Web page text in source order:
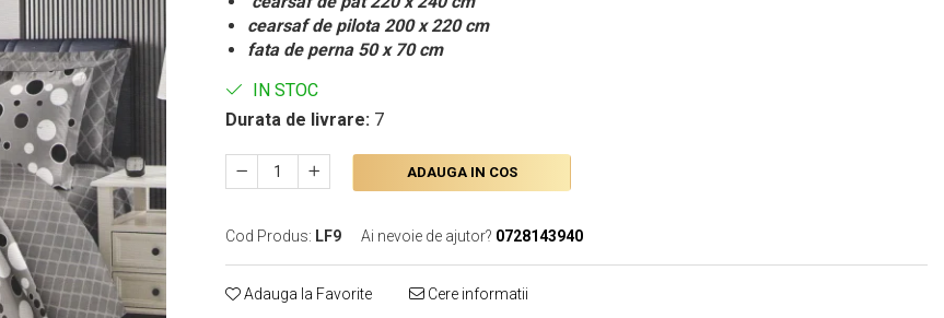
cearsaf de pilota 200 x 220 cm
fata de perna 50 x 70 cm
IN STOC
Durata de livrare: 7
ADAUGA IN COS
Cod Produs: LF9 Ai nevoie de ajutor? 0728143940
Adauga la Favorite Cere informatii